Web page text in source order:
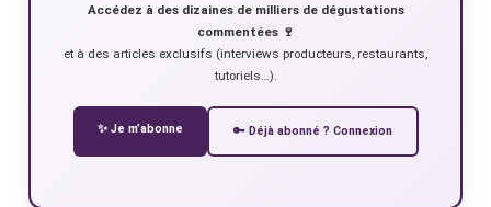
Accédez à des dizaines de milliers de dégustations
commentées 🍷
et à des articles exclusifs (interviews producteurs, restaurants,
tutoriels…).
✨ Je m’abonne 🔑 Déjà abonné ? Connexion